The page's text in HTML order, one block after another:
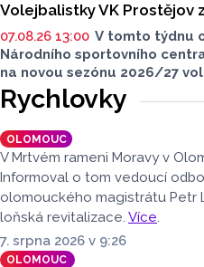
Volejbalistky VK Prostějov
07.08.26 13:00 V tomto týdnu
Národního sportovního
na novou sezónu 2026/27
Rychlovky
OLOMOUC
V Mrtvém rameni Moravy v
Informoval o tom vedoucí
olomouckého magistrátu Petr
loňská revitalizace. Více.
7. srpna 2026 v 9:26
OLOMOUC